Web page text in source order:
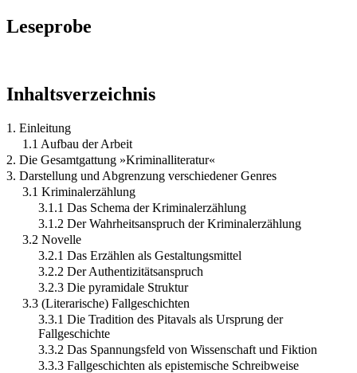
Leseprobe
Inhaltsverzeichnis
1. Einleitung
1.1 Aufbau der Arbeit
2. Die Gesamtgattung »Kriminalliteratur«
3. Darstellung und Abgrenzung verschiedener Genres
3.1 Kriminalerzählung
3.1.1 Das Schema der Kriminalerzählung
3.1.2 Der Wahrheitsanspruch der Kriminalerzählung
3.2 Novelle
3.2.1 Das Erzählen als Gestaltungsmittel
3.2.2 Der Authentizitätsanspruch
3.2.3 Die pyramidale Struktur
3.3 (Literarische) Fallgeschichten
3.3.1 Die Tradition des Pitavals als Ursprung der
Fallgeschichte
3.3.2 Das Spannungsfeld von Wissenschaft und Fiktion
3.3.3 Fallgeschichten als epistemische Schreibweise